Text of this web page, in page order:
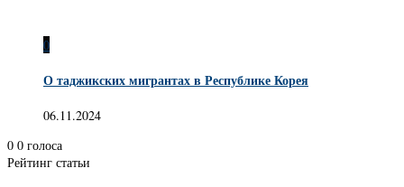
0
О таджикских мигрантах в Республике Корея
06.11.2024
0 0 голоса
Рейтинг статьи